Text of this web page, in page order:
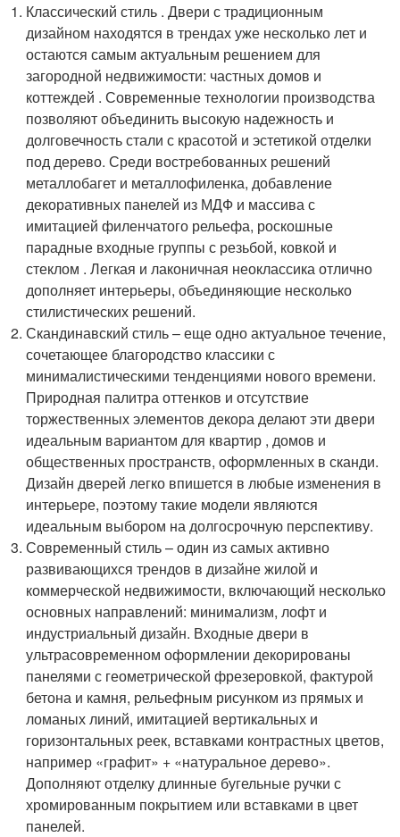
Классический стиль . Двери с традиционным
дизайном находятся в трендах уже несколько лет и
остаются самым актуальным решением для
загородной недвижимости: частных домов и
коттеждей . Современные технологии производства
позволяют объединить высокую надежность и
долговечность стали с красотой и эстетикой отделки
под дерево. Среди востребованных решений
металлобагет и металлофиленка, добавление
декоративных панелей из МДФ и массива с
имитацией филенчатого рельефа, роскошные
парадные входные группы с резьбой, ковкой и
стеклом . Легкая и лаконичная неоклассика отлично
дополняет интерьеры, объединяющие несколько
стилистических решений.
Скандинавский стиль – еще одно актуальное течение,
сочетающее благородство классики с
минималистическими тенденциями нового времени.
Природная палитра оттенков и отсутствие
торжественных элементов декора делают эти двери
идеальным вариантом для квартир , домов и
общественных пространств, оформленных в сканди.
Дизайн дверей легко впишется в любые изменения в
интерьере, поэтому такие модели являются
идеальным выбором на долгосрочную перспективу.
Современный стиль – один из самых активно
развивающихся трендов в дизайне жилой и
коммерческой недвижимости, включающий несколько
основных направлений: минимализм, лофт и
индустриальный дизайн. Входные двери в
ультрасовременном оформлении декорированы
панелями с геометрической фрезеровкой, фактурой
бетона и камня, рельефным рисунком из прямых и
ломаных линий, имитацией вертикальных и
горизонтальных реек, вставками контрастных цветов,
например «графит» + «натуральное дерево».
Дополняют отделку длинные бугельные ручки с
хромированным покрытием или вставками в цвет
панелей.